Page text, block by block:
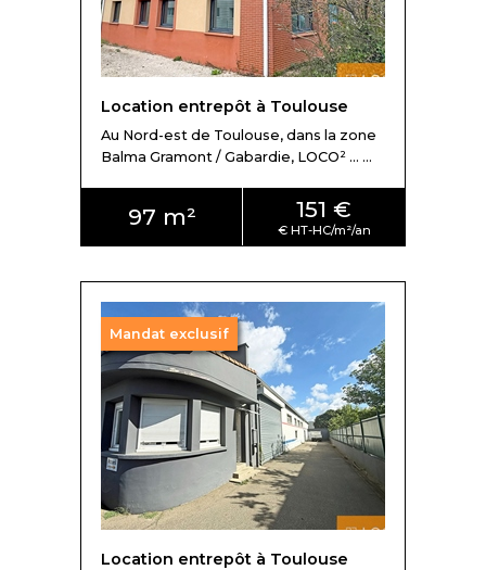
Location entrepôt à Toulouse
Au Nord-est de Toulouse, dans la zone
Balma Gramont / Gabardie, LOCO² ... ...
97 m² 151 €
Location entrepôt à Toulouse
Mandat exclusif